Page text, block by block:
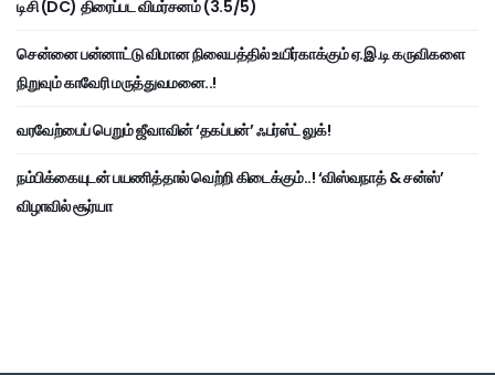
டிசி (DC) திரைப்பட விமர்சனம் (3.5/5)
சென்னை பன்னாட்டு விமான நிலையத்தில் உயிர்காக்கும் ஏ.இ.டி கருவிகளை
நிறுவும் காவேரி மருத்துவமனை..!
வரவேற்பைப் பெறும் ஜீவாவின் ‘தகப்பன்’ ஃபர்ஸ்ட் லுக்!
நம்பிக்கையுடன் பயணித்தால் வெற்றி கிடைக்கும்..! ‘விஸ்வநாத் & சன்ஸ்’
விழாவில் சூர்யா